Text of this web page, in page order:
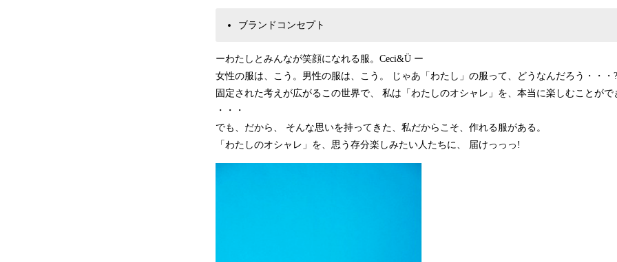
ブランドコンセプト
ーわたしとみんなが笑顔になれる服。Ceci&Ü ー
女性の服は、こう。男性の服は、こう。 じゃあ「わたし」の服って、どうなんだろう・・・?
固定された考えが広がるこの世界で、 私は「わたしのオシャレ」を、本当に楽しむことがで
・・・
でも、だから、 そんな思いを持ってきた、私だからこそ、作れる服がある。
「わたしのオシャレ」を、思う存分楽しみたい人たちに、 届けっっっ!